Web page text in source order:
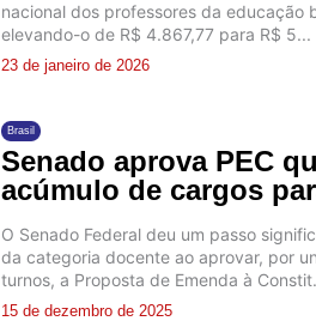
nacional dos professores da educação
elevando-o de R$ 4.867,77 para R$ 5...
23 de janeiro de 2026
Brasil
Senado aprova PEC
acúmulo de cargos
O Senado Federal deu um passo
da categoria docente ao aprovar, por
turnos, a Proposta de Emenda à
15 de dezembro de 2025